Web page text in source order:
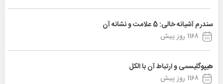
سندرم آشیانه خالی: 5 علامت و نشانه آن
1168 روز پیش
هیپوگلیسمی و ارتباط آن با الکل
1168 روز پیش